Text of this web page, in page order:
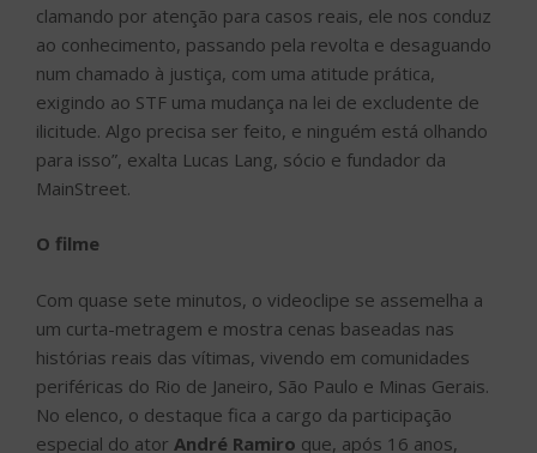
clamando por atenção para casos reais, ele nos conduz
ao conhecimento, passando pela revolta e desaguando
num chamado à justiça, com uma atitude prática,
exigindo ao STF uma mudança na lei de excludente de
ilicitude. Algo precisa ser feito, e ninguém está olhando
para isso”, exalta Lucas Lang, sócio e fundador da
MainStreet.
O filme
Com quase sete minutos, o videoclipe se assemelha a
um curta-metragem e mostra cenas baseadas nas
histórias reais das vítimas, vivendo em comunidades
periféricas do Rio de Janeiro, São Paulo e Minas Gerais.
No elenco, o destaque fica a cargo da participação
especial do ator André Ramiro que, após 16 anos,